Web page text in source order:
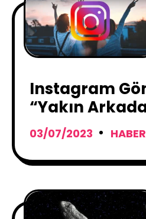
Instagram
“Yakın
Özelliğini
Sunuyor
03/07/2023